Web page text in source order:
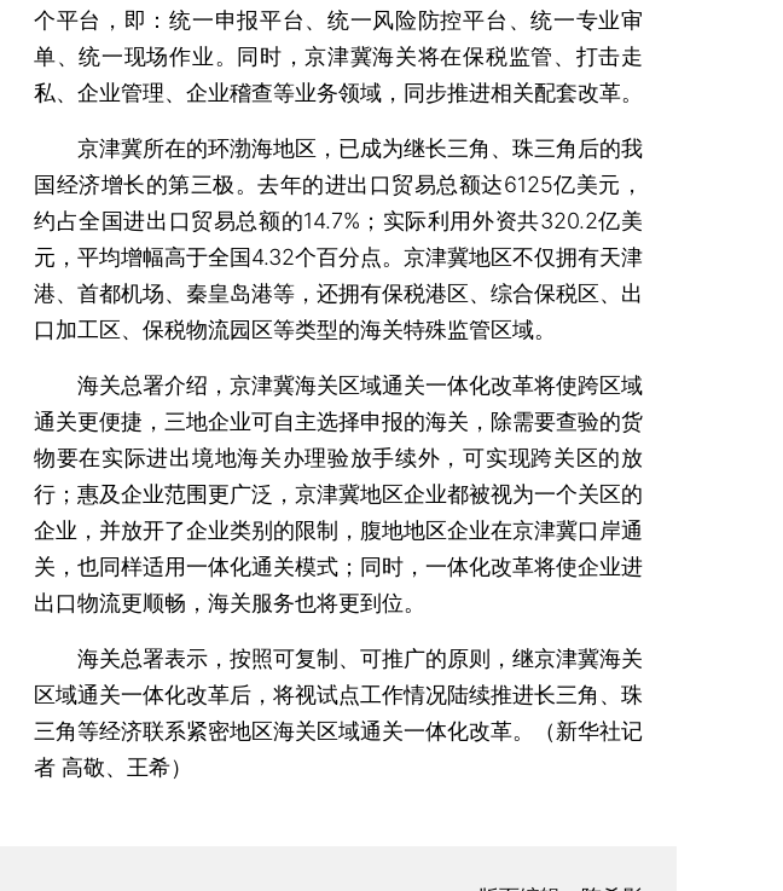
个平台，即：统一申报平台、统一风险防控平台、统一专业审
单、统一现场作业。同时，京津冀海关将在保税监管、打击走
私、企业管理、企业稽查等业务领域，同步推进相关配套改革。
京津冀所在的环渤海地区，已成为继长三角、珠三角后的我
国经济增长的第三极。去年的进出口贸易总额达6125亿美元，
约占全国进出口贸易总额的14.7%；实际利用外资共320.2亿美
元，平均增幅高于全国4.32个百分点。京津冀地区不仅拥有天津
港、首都机场、秦皇岛港等，还拥有保税港区、综合保税区、出
口加工区、保税物流园区等类型的海关特殊监管区域。
海关总署介绍，京津冀海关区域通关一体化改革将使跨区域
通关更便捷，三地企业可自主选择申报的海关，除需要查验的货
物要在实际进出境地海关办理验放手续外，可实现跨关区的放
行；惠及企业范围更广泛，京津冀地区企业都被视为一个关区的
企业，并放开了企业类别的限制，腹地地区企业在京津冀口岸通
关，也同样适用一体化通关模式；同时，一体化改革将使企业进
出口物流更顺畅，海关服务也将更到位。
海关总署表示，按照可复制、可推广的原则，继京津冀海关
区域通关一体化改革后，将视试点工作情况陆续推进长三角、珠
三角等经济联系紧密地区海关区域通关一体化改革。（新华社记
者 高敬、王希）